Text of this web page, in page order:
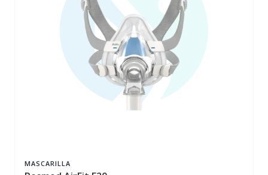
MASCARILLA